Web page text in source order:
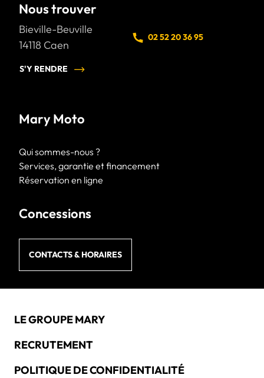
Nous trouver
Bieville-Beuville
14118 Caen
S'Y RENDRE
02 52 20 36 95
Mary Moto
Qui sommes-nous ?
Services, garantie et financement
Réservation en ligne
Concessions
CONTACTS & HORAIRES
LE GROUPE MARY
RECRUTEMENT
POLITIQUE DE CONFIDENTIALITÉ